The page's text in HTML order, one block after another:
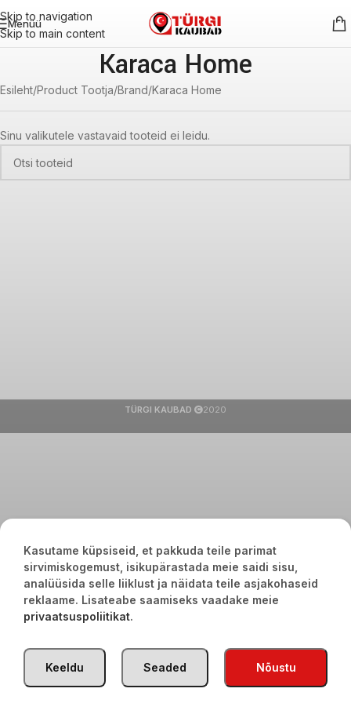
Skip to navigation
Skip to main content
Menüü
Karaca Home
Esileht Product Tootja/Brand Karaca Home
Sinu valikutele vastavaid tooteid ei leidu.
TÜRGI KAUBAD 2020
Kasutame küpsiseid, et pakkuda teile parimat
sirvimiskogemust, isikupärastada meie saidi sisu,
analüüsida selle liiklust ja näidata teile asjakohaseid
reklaame. Lisateabe saamiseks vaadake meie
privaatsuspoliitikat.
Nõustu
Seaded
Keeldu